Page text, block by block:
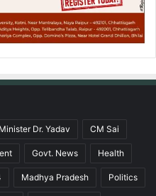
Dr. Yadav CM Sai
Govt. News Health
Madhya Pradesh Politics